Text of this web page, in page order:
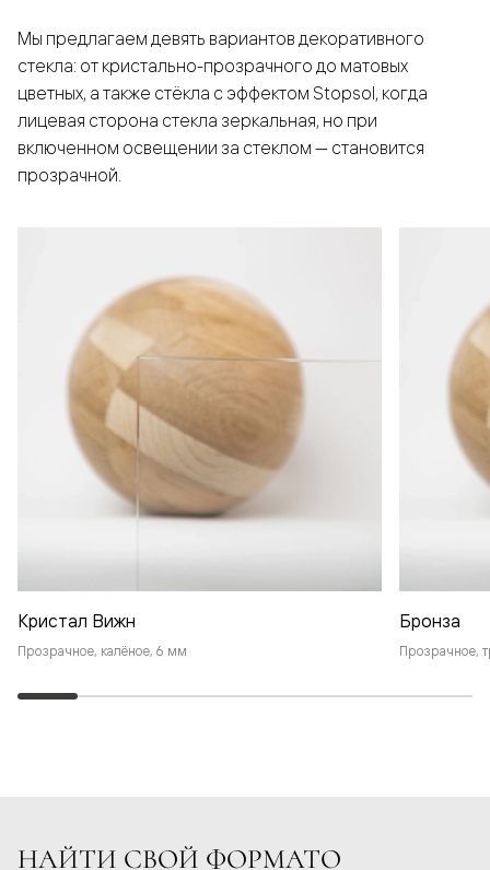
Мы предлагаем девять вариантов декоративного
стекла: от кристально-прозрачного до матовых
цветных, а также стёкла с эффектом Stopsol, когда
лицевая сторона стекла зеркальная, но при
включенном освещении за стеклом — становится
прозрачной.
Кристал Вижн
Прозрачное, калёное, 6 мм
Бронза
Прозрачное,
НАЙТИ СВОЙ ФОРМАТО